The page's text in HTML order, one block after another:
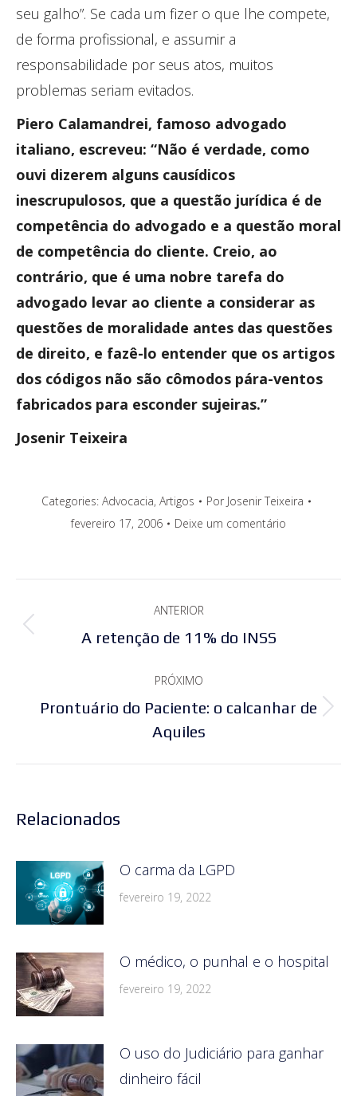
seu galho”. Se cada um fizer o que lhe compete,
de forma profissional, e assumir a
responsabilidade por seus atos, muitos
problemas seriam evitados.
Piero Calamandrei, famoso advogado
italiano, escreveu: “Não é verdade, como
ouvi dizerem alguns causídicos
inescrupulosos, que a questão jurídica é de
competência do advogado e a questão moral
de competência do cliente. Creio, ao
contrário, que é uma nobre tarefa do
advogado levar ao cliente a considerar as
questões de moralidade antes das questões
de direito, e fazê-lo entender que os artigos
dos códigos não são cômodos pára-ventos
fabricados para esconder sujeiras.”
Josenir Teixeira
Categories: Advocacia, Artigos Por Josenir Teixeira
fevereiro 17, 2006
Deixe um comentário
de
ANTERIOR
Post
A retenção de 11% do INSS
PRÓXIMO
Próximo
post:
Prontuário do Paciente: o calcanhar de
Aquiles
Relacionados
O carma da LGPD
fevereiro 19, 2022
O médico, o punhal e o hospital
fevereiro 19, 2022
O uso do Judiciário para ganhar
dinheiro fácil